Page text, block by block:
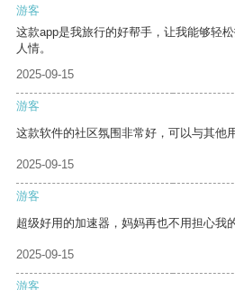
游客
这款app是我旅行的好帮手，让我能够轻
人情。
2025-09-15
游客
这款软件的社区氛围非常好，可以与其他
2025-09-15
游客
超级好用的加速器，妈妈再也不用担心我
2025-09-15
游客